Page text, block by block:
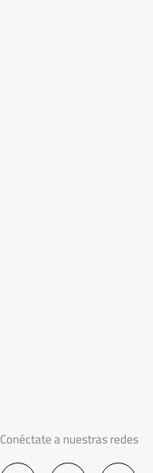
Conéctate a nuestras redes
F
I Y